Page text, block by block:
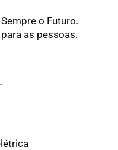
o Futuro.
as pessoas.